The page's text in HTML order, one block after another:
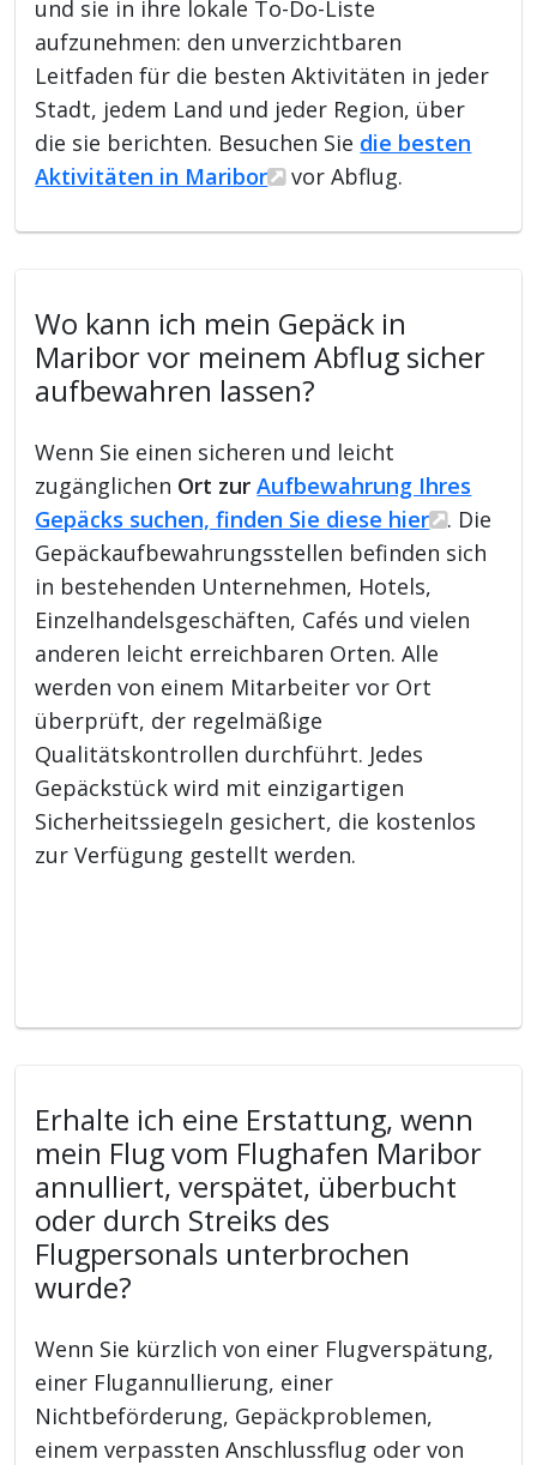
und sie in ihre lokale To-Do-Liste
aufzunehmen: den unverzichtbaren
Leitfaden für die besten Aktivitäten in jeder
Stadt, jedem Land und jeder Region, über
die sie berichten. Besuchen Sie die besten
Aktivitäten in Maribor
vor Abflug.
Wo kann ich mein Gepäck in
Maribor vor meinem Abflug sicher
aufbewahren lassen?
Wenn Sie einen sicheren und leicht
zugänglichen Ort zurAufbewahrung Ihres
Gepäcks suchen, finden Sie diese hier
. Die
Gepäckaufbewahrungsstellen befinden sich
in bestehenden Unternehmen, Hotels,
Einzelhandelsgeschäften, Cafés und vielen
anderen leicht erreichbaren Orten. Alle
werden von einem Mitarbeiter vor Ort
überprüft, der regelmäßige
Qualitätskontrollen durchführt. Jedes
Gepäckstück wird mit einzigartigen
Sicherheitssiegeln gesichert, die kostenlos
zur Verfügung gestellt werden.
Erhalte ich eine Erstattung, wenn
mein Flug vom Flughafen Maribor
annulliert, verspätet, überbucht
oder durch Streiks des
Flugpersonals unterbrochen
wurde?
Wenn Sie kürzlich von einer Flugverspätung,
einer Flugannullierung, einer
Nichtbeförderung, Gepäckproblemen,
einem verpassten Anschlussflug oder von